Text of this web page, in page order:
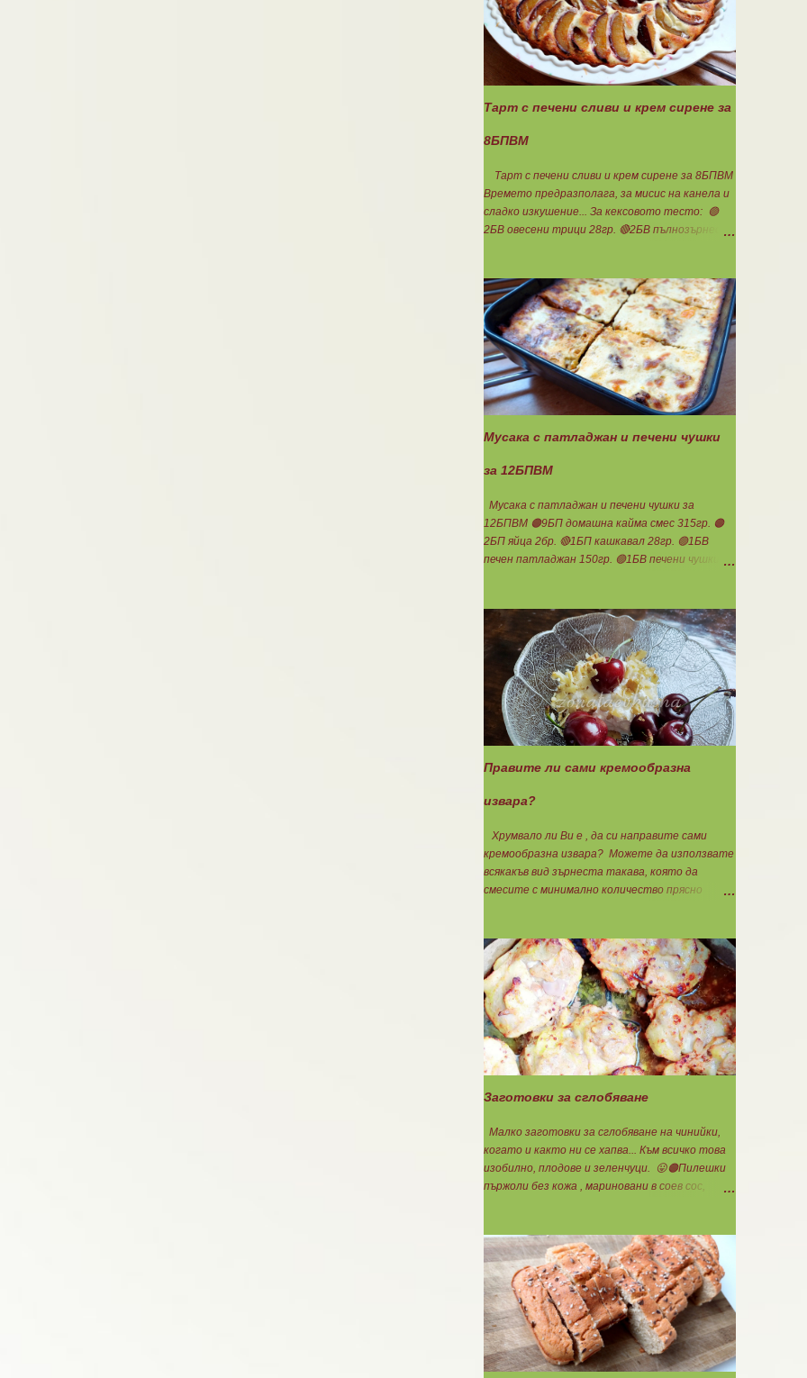
добре хуска и с влажни ръце се оформят 10
еднакви топчета. Пече се в добре загрята
фурна на 200 градуса за 35-40 мин. Всяка
питка е 1 блок въглехидрат. Нека да ни е
вкусно заедно! Споделено от Петя Чанева
Тарт с печени сливи и крем сирене за
8БПВМ
Тарт с печени сливи и крем сирене за 8БПВМ
Времето предразполага, за мисис на канела и
сладко изкушение... За кексовото тесто: 🟢
2БВ овесени трици 28гр. 🔴2БВ пълнозърнесто
21гр. 🟢5БМ сусамов тахан 15гр. Ванилия
Минимално количество стевия бленд.
Бакпулвер Всичко се смесва добре и се оставя
на страна да набъбне. За чийз крема: 🟢3БП
обезмаслено крем сирене Кауфланд 200гр. + 1
равна с.л скир 🟠1БП яйце 1бр. Ванилия Не
подслаждам! За отгоре: 🟢4БВ сини сливи
360гр. Канела Мазнините са удвоени за
силиконова форма за тарт, разпределих
така: 🥧1- ви слой от кексово тесто 🥧2- ри
сливи Канелата поръсих след изпичане, за да
не е много натрапчива и в голямо количество.
Сладкиша изпекох в загрята фурна на 180
градуса , докато бялата смес стане леко
Мусака с патладжан и печени чушки
за 12БПВМ
Мусака с патладжан и печени чушки за
12БПВМ 🟠9БП домашна кайма смес 315гр. 🟠
2БП яйца 2бр. 🔴1БП кашкавал 28гр. 🟢1БВ
печен патладжан 150гр. 🟢1БВ печени чушки
480гр. 🟢11БМ зехтин почти 3ч.л. 🟢150гр.
кисело мляко не се брои Подправки на вкус
Мазнините се намаляват за кашкавала! Ако
ползвате много мазна кайма, може изобщо да
не добавяте мазнини... Каймата се задушава с
лука и картофите. Всичко останало с3
нарязва и добавя към сместа. Пече се до
готовност. Заливката е от яйца,кашкавал и
можете да разпределите на порции и да
хапвате както предпочитате. Нека да ни е
вкусно заедно! Люси
Правите ли сами кремообразна
извара?
Хрумвало ли Ви е , да си направите сами
кремообразна извара? Можете да използвате
всякакъв вид зърнеста такава, която да
смесите с минимално количество прясно
Намачквате добре с вилица , или пасирате до
абсолютно гладък крем с пасатор. Уверявам
Ви, че става невероятно вкусно и приятно за
приготвяне на всякакви плодови кремчета,
крем за торти, за всякакви разядки и салати...
Ако изварата е обезмаслена можете да
удвоявате мазнините. Ако не е, броите като
нискомаслен продукт. Можете да си
съхранявате в хладилник за няколко дни. Част
кремче... 🟢1БП извара 50гр. 🟢1БВ череши 8бр.
заедно! Люси
Заготовки за сглобяване
Малко заготовки за сглобяване на чинийки,
когато и както ни се хапва... Към всичко това
изобилно, плодове и зеленчуци. 😛🟠Пилешки
пържоли без кожа , мариновани в соев сос,
вид по 25гр.за 1БП. 😛Крем супа от тиквички
за 4БВ 🟢3БВ тиквичка 1080гр. 🟢1БВ стар лук
120гр. Копър и сол на вкус. Всичко се сварява
за секунди под налягане със съвсем малко вода,
пасира се и готово. Обичам я студена, като
всеки път ще си съчетавам различно, затова в
нея няма нито мазнина, нито протеин. Обичам
свободата на избор... Деля на 4 порции по 1БВ.